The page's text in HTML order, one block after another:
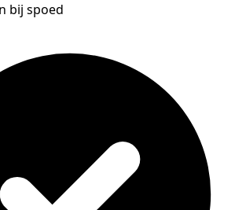
bij spoed